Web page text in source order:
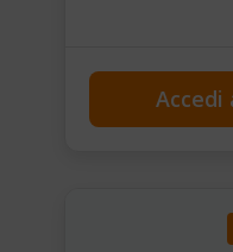
Accedi